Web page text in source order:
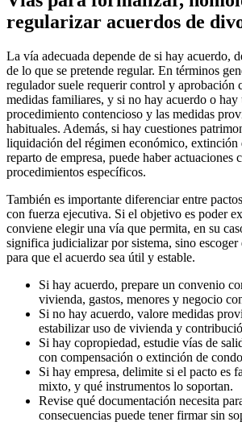
regularizar acuerdos de
La vía adecuada depende de si hay acuerdo,
de lo que se pretende regular. En términos
regulador suele requerir control y aprobación
medidas familiares, y si no hay acuerdo o hay
procedimiento contencioso y las medidas
habituales. Además, si hay cuestiones
liquidación del régimen económico,
reparto de empresa, puede haber actuaciones
procedimientos específicos.
También es importante diferenciar entre
con fuerza ejecutiva. Si el objetivo es poder
conviene elegir una vía que permita, en su
significa judicializar por sistema, sino escoger
para que el acuerdo sea útil y estable.
Si hay acuerdo, prepare un convenio
vivienda, gastos, menores y negocio
Si no hay acuerdo, valore medidas
estabilizar uso de vivienda y
Si hay copropiedad, estudie vías de
con compensación o extinción de
Si hay empresa, delimite si el pacto es
mixto, y qué instrumentos lo soportan.
Revise qué documentación necesita
consecuencias puede tener firmar sin